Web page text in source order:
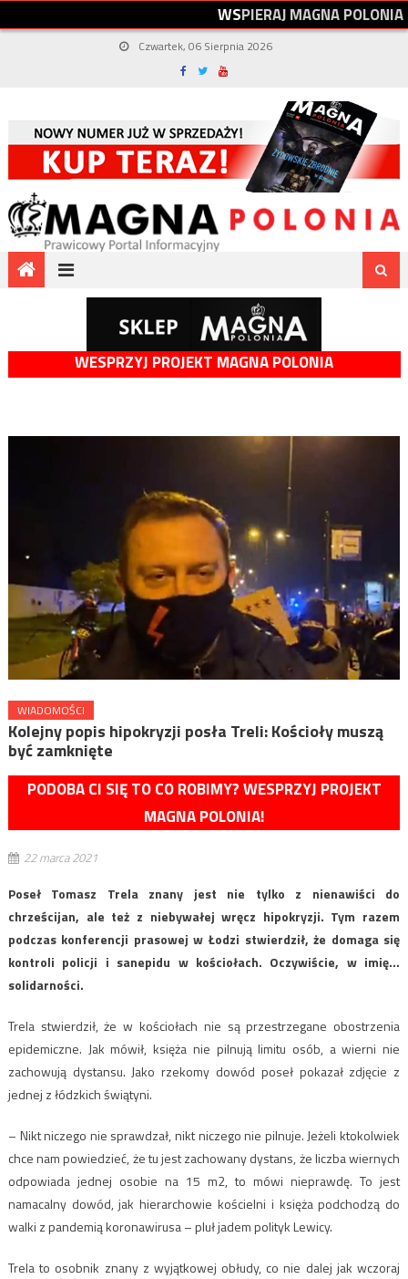
WSPIERAJMAGNAPOLONIA
Czwartek, 06 Sierpnia 2026
WESPRZYJ PROJEKT MAGNA POLONIA
WIADOMOŚCI
Kolejny popis hipokryzji posła Treli: Kościoły muszą
być zamknięte
PODOBA CI SIĘ TO CO ROBIMY? WESPRZYJ PROJEKT
MAGNA POLONIA!
22 marca 2021
Poseł Tomasz Trela znany jest nie tylko z nienawiści do
chrześcijan, ale też z niebywałej wręcz hipokryzji. Tym razem
podczas konferencji prasowej w Łodzi stwierdził, że domaga się
kontroli policji i sanepidu w kościołach. Oczywiście, w imię…
solidarności.
Trela stwierdził, że w kościołach nie są przestrzegane obostrzenia
epidemiczne. Jak mówił, księża nie pilnują limitu osób, a wierni nie
zachowują dystansu. Jako rzekomy dowód poseł pokazał zdjęcie z
jednej z łódzkich świątyni.
– Nikt niczego nie sprawdzał, nikt niczego nie pilnuje. Jeżeli ktokolwiek
chce nam powiedzieć, że tu jest zachowany dystans, że liczba wiernych
odpowiada jednej osobie na 15 m2, to mówi nieprawdę. To jest
namacalny dowód, jak hierarchowie kościelni i księża podchodzą do
walki z pandemią koronawirusa – pluł jadem polityk Lewicy.
Trela to osobnik znany z wyjątkowej obłudy, co nie dalej jak wczoraj